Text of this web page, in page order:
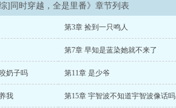
综]同时穿越，全是里番》章节列表
第3章 捡到一只鸣人
第7章 早知是蓝染她就不来了
奶子吗 第11章 是少爷
我 第15章 宇智波不知道宇智波像话吗